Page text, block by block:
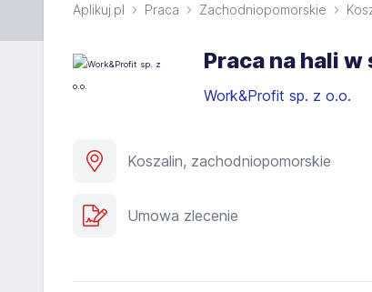
Aplikuj.pl Praca Zachodniopomorskie
Praca na hali
Work&Profit sp. z o.o.
Koszalin, zachodniopomorskie
Umowa zlecenie